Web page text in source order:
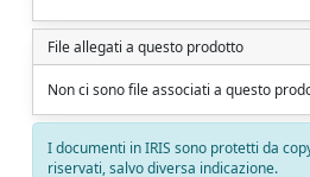
File allegati a questo prodotto
Non ci sono file associati a questo
I documenti in IRIS sono protetti da
riservati, salvo diversa indicazione.